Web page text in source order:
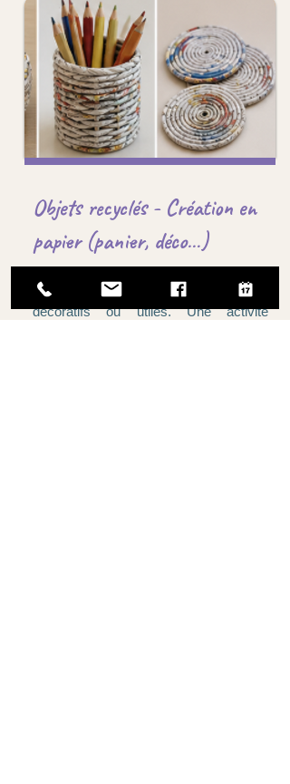
Objets recyclés - Création en
papier (panier, déco…)
participants réalisent des objets
décoratifs ou utiles. Une activité